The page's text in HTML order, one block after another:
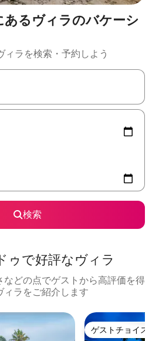
るヴィラのバケーシ
ラを検索・予約しよう
、上下の矢印キーを使って移動するか
検索
ゥで好評なヴィラ
などの点でゲストから高評価を得
ィラをご紹介します
ゲストチョイス
ゲストチョイス